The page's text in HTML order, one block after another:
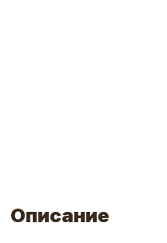
Описание